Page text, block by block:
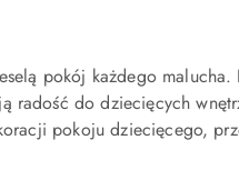
pokój każdego
radość do dziecięcych
pokoju dziecięcego,